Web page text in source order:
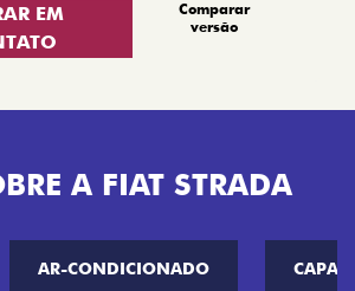
EM
Comparar
versão
A FIAT STRADA
AR-CONDICIONADO